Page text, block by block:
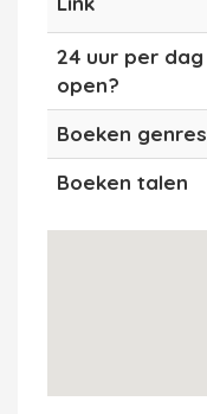
24 uur per dag
open?
Boeken genres
Boeken talen